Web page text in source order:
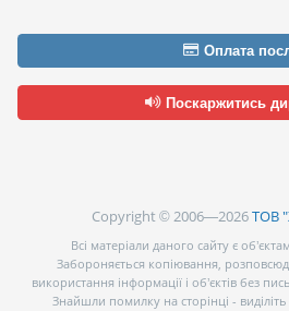
Оплата
Поскаржитись
Copyright © 2006—2026ТОВ
Всі матеріали даного сайту є
Забороняється копіювання,
використання інформації і об’єктів без
Знайшли помилку на сторінці - виділіть